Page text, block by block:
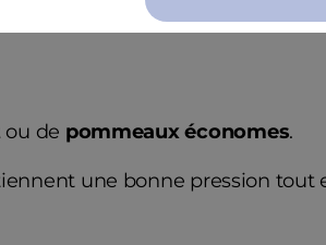
ou de pommeaux économes.
une bonne pression tout